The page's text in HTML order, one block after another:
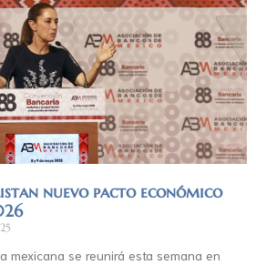
nuevo pacto económico
mexicana se reunirá esta semana en